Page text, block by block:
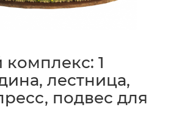
1
лестница,
подвес для